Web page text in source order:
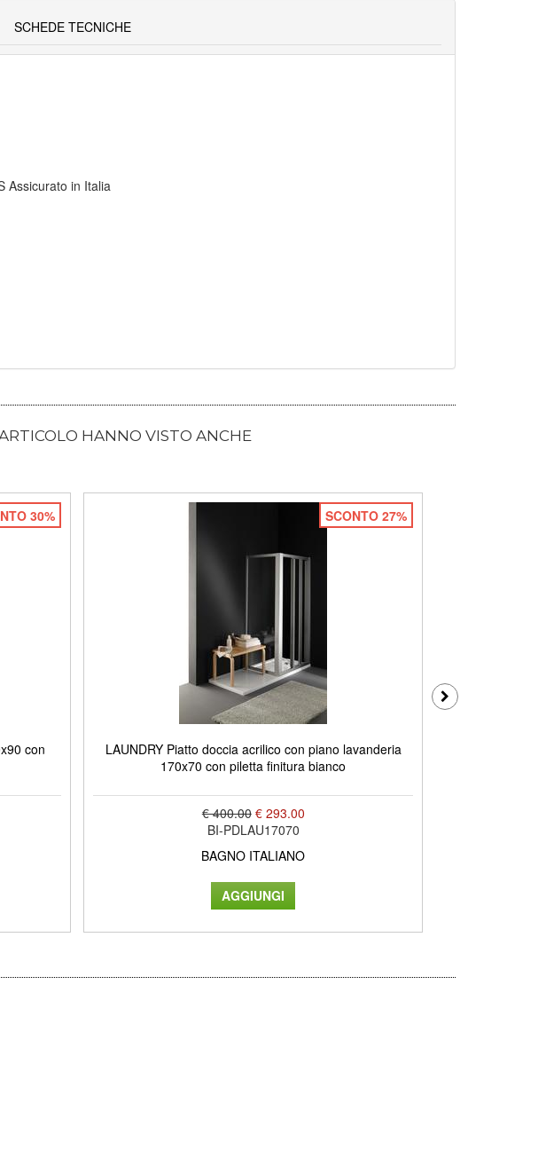
SCHEDE TECNICHE
Assicurato in Italia
HANNO VISTO ANCHE
30%
con
SCONTO 27%
LAUNDRY Piatto doccia acrilico con piano lavanderia
170x70 con piletta finitura bianco
€ 400.00 € 293.00
BI-PDLAU17070
BAGNO ITALIANO